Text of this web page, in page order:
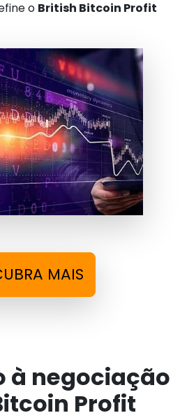
o British Bitcoin Profit
MAIS
à negociação
Profit